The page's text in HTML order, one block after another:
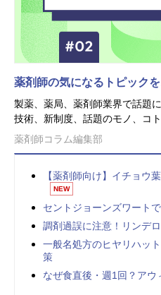
薬剤師の気になるトピック
製薬、薬局、薬剤師業界で話題
技術、新制度、話題のモノ、コ
薬剤師コラム編集部
【薬剤師向け】イチョウ
NEW
セントジョーンズワート
調剤過誤に注意！リンデ
一般名処方のヒヤリハッ
策
なぜ食直後・週1回？アウ